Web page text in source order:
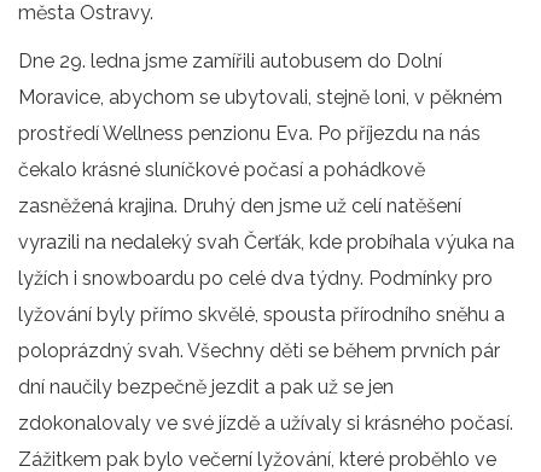
města Ostravy.
Dne 29. ledna jsme zamířili autobusem do Dolní
Moravice, abychom se ubytovali, stejně loni, v pěkném
prostředí Wellness penzionu Eva. Po příjezdu na nás
čekalo krásné sluníčkové počasí a pohádkově
zasněžená krajina. Druhý den jsme už celí natěšení
vyrazili na nedaleký svah Čerťák, kde probíhala výuka na
lyžích i snowboardu po celé dva týdny. Podmínky pro
lyžování byly přímo skvělé, spousta přírodního sněhu a
poloprázdný svah. Všechny děti se během prvních pár
dní naučily bezpečně jezdit a pak už se jen
zdokonalovaly ve své jízdě a užívaly si krásného počasí.
Zážitkem pak bylo večerní lyžování, které proběhlo ve